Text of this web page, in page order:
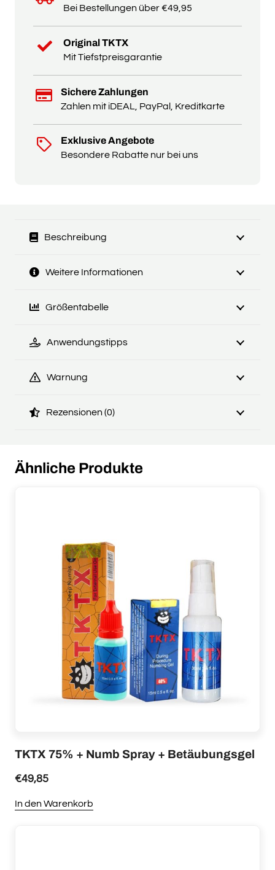
Bei Bestellungen über €49,95
Original TKTX
Mit Tiefstpreisgarantie
Sichere Zahlungen
Zahlen mit iDEAL, PayPal, Kreditkarte
Exklusive Angebote
Besondere Rabatte nur bei uns
Beschreibung
Weitere Informationen
Größentabelle
Anwendungstipps
Warnung
Rezensionen (0)
Ähnliche Produkte
TKTX 75% + Numb Spray + Betäubungsgel
€49,85
In den Warenkorb